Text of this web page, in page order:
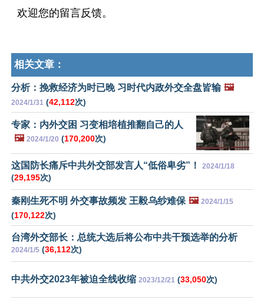
欢迎您的留言反馈。
相关文章：
分析：挽救经济为时已晚 习时代内政外交全盘皆输 🖼️
2024/1/31 (42,112次)
专家：内外交困 习变相培植推翻自己的人
🖼️ 2024/1/20 (170,200次)
这国防长痛斥中共外交部发言人“低俗卑劣”！ 2024/1/18
(29,195次)
秦刚生死不明 外交事故频发 王毅乌纱难保 🖼️ 2024/1/15
(170,122次)
台湾外交部长：总统大选后将公布中共干预选举的分析
2024/1/5 (36,112次)
中共外交2023年被迫全线收缩 2023/12/21 (33,050次)